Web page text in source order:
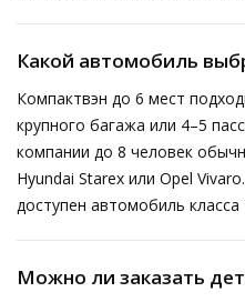
Какой автомобиль
Компактвэн до 6 мест
крупного багажа или 4–5
компании до 8 человек
Hyundai Starex или Opel
доступен автомобиль
Можно ли заказать